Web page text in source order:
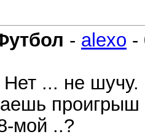
- alexo -
... не шучу.
проигрыш
мой ..?